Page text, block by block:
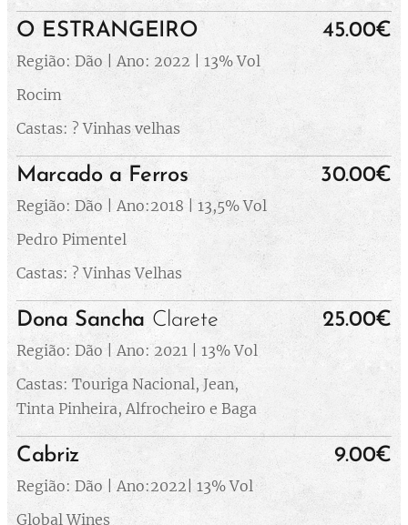
O ESTRANGEIRO
Região: Dão | Ano: 2022 | 13% Vol
Rocim
Castas: ? Vinhas velhas
45.00€
Marcado a Ferros
Região: Dão | Ano:2018 | 13,5% Vol
Pedro Pimentel
Castas: ? Vinhas Velhas
30.00€
Dona Sancha Clarete
Região: Dão | Ano: 2021 | 13% Vol
Castas: Touriga Nacional, Jean,
Tinta Pinheira, Alfrocheiro e Baga
25.00€
Cabriz
Região: Dão | Ano:2022| 13% Vol
Global Wines
9.00€